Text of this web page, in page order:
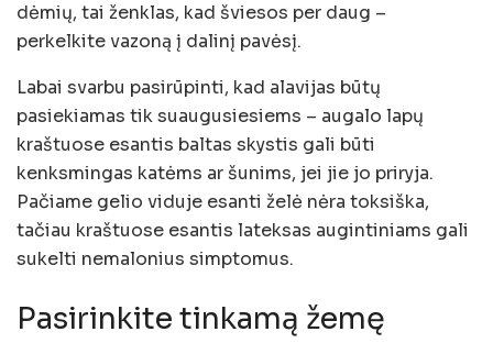
dėmių, tai ženklas, kad šviesos per daug –
perkelkite vazoną į dalinį pavėsį.
Labai svarbu pasirūpinti, kad alavijas būtų
pasiekiamas tik suaugusiesiems – augalo lapų
kraštuose esantis baltas skystis gali būti
kenksmingas katėms ar šunims, jei jie jo priryja.
Pačiame gelio viduje esanti želė nėra toksiška,
tačiau kraštuose esantis lateksas augintiniams gali
sukelti nemalonius simptomus.
Pasirinkite tinkamą žemę